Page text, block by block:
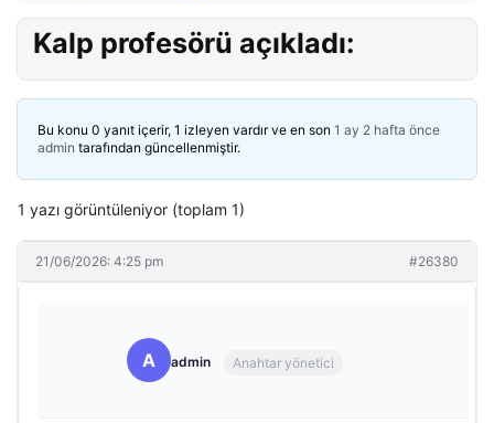
Kalp profesörü açıkladı:
Bu konu 0 yanıt içerir, 1 izleyen vardır ve en son 1 ay 2 hafta önce
admin tarafından güncellenmiştir.
1 yazı görüntüleniyor (toplam 1)
21/06/2026: 4:25 pm #26380
A admin Anahtar yönetici